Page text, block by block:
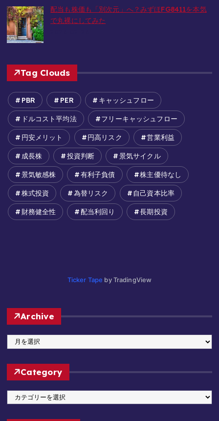
配当も株価も「別次元」へ？みずほFG8411を本気
で丸裸にしてみた
Tag Clouds
PBR PER キャッシュフロー
ドルコスト平均法 フリーキャッシュフロー
円安メリット 円高リスク 営業利益
成長株 投資判断 景気サイクル
景気敏感株 有利子負債 株主優待なし
株式投資 為替リスク 自己資本比率
財務健全性 配当利回り 長期投資
Ticker Tape by TradingView
Archive
r
c
e
Category
a
t